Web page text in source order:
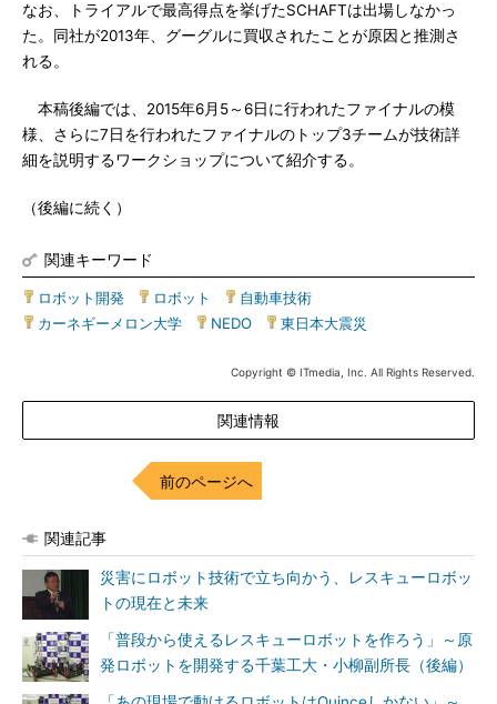
なお、トライアルで最高得点を挙げたSCHAFTは出場しなかっ
た。同社が2013年、グーグルに買収されたことが原因と推測さ
れる。
本稿後編では、2015年6月5～6日に行われたファイナルの模
様、さらに7日を行われたファイナルのトップ3チームが技術詳
細を説明するワークショップについて紹介する。
（後編に続く）
関連キーワード
ロボット開発 ロボット 自動車技術
カーネギーメロン大学
NEDO 東日本大震災
Copyright © ITmedia, Inc. All Rights Reserved.
関連情報
前のページへ
関連記事
災害にロボット技術で立ち向かう、レスキューロボッ
トの現在と未来
「普段から使えるレスキューロボットを作ろう」～原
発ロボットを開発する千葉工大・小柳副所長（後編）